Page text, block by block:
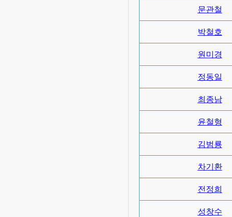
문관철
박철호
원미경
정동일
최종남
윤철형
김범룡
차기환
전정희
성창수